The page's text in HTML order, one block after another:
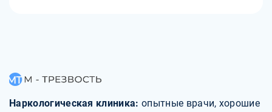
Наркологическая клиника: опытные врачи, хорошие